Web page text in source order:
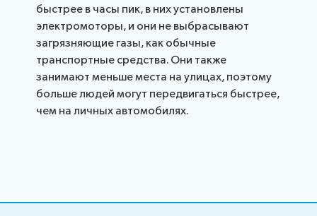
быстрее в часы пик, в них установлены
электромоторы, и они не выбрасывают
загрязняющие газы, как обычные
транспортные средства. Они также
занимают меньше места на улицах, поэтому
больше людей могут передвигаться быстрее,
чем на личных автомобилях.